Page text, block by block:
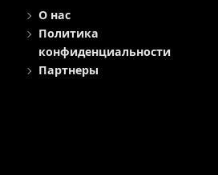
О нас
Политика
конфиденциальности
Партнеры